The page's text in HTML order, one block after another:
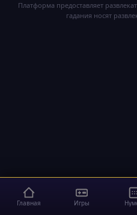
Платформа предоставляет
гадания носят
Главная Игры